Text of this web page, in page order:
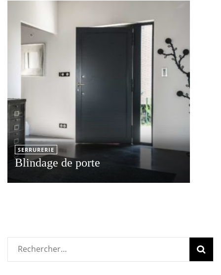
SERRURERIE
Blindage de porte
Rechercher :